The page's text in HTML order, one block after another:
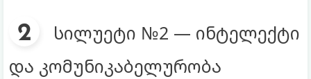
სილუეტი №2 — ინტელექტი
და კომუნიკაბელურობა